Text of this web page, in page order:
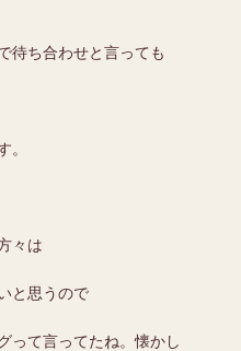
待ち合わせと言っても
。
々は
と思うので
って言ってたね。懐かし